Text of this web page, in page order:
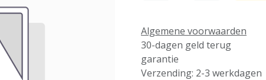
Algemene voorwaarden
30-dagen geld terug
garantie
Verzending: 2-3 werkdagen